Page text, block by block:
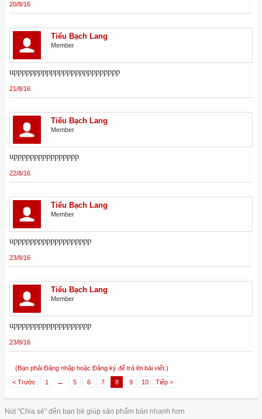
20/8/16
Tiểu Bạch Lang
Member
upppppppppppppppppppppppppp
21/8/16
Tiểu Bạch Lang
Member
upppppppppppppppp
22/8/16
Tiểu Bạch Lang
Member
uppppppppppppppppppp
23/8/16
Tiểu Bạch Lang
Member
uppppppppppppppppppp
23/8/16
(Bạn phải Đăng nhập hoặc Đăng ký để trả lời bài viết.)
< Trước
1 ← 5 6 7 8 9 10 Tiếp >
Nút "Chia sẻ" đến bạn bè giúp sản phẩm bán nhanh hơn